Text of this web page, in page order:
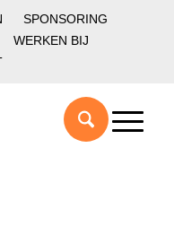
SPONSORING
WERKEN BIJ